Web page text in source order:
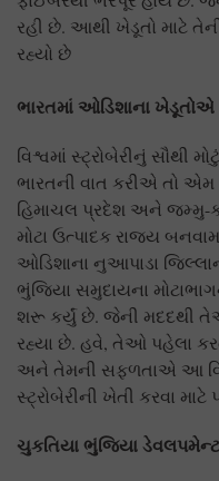
રહી છે. આથી ખેડૂતો માટે
રહ્યો છે
ભારતમાં ઓડિશાના ખેડૂતોએ
વિશ્વમાં સ્ટ્રોબેરીનું સૌથી
ભારતની વાત કરીએ તો એમ
હિમાચલ પ્રદેશ અને જમ્મુ-
મોટા ઉત્પાદક રાજ્ય
ઓડિશાના નુઆપાડા
ભુંજિયા સમુદાયના
શરૂ કર્યું છે. જેની મદદથી
રહ્યા છે. હવે, તેઓ પહેલા
અને તેમની સફળતાએ આ
સ્ટ્રોબેરીની ખેતી કરવા
ચુકતિયા ભુંજિયા